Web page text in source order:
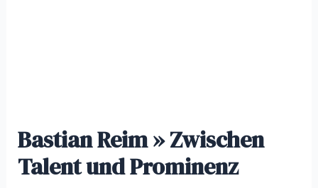
Bastian Reim » Zwischen
Talent und Prominenz